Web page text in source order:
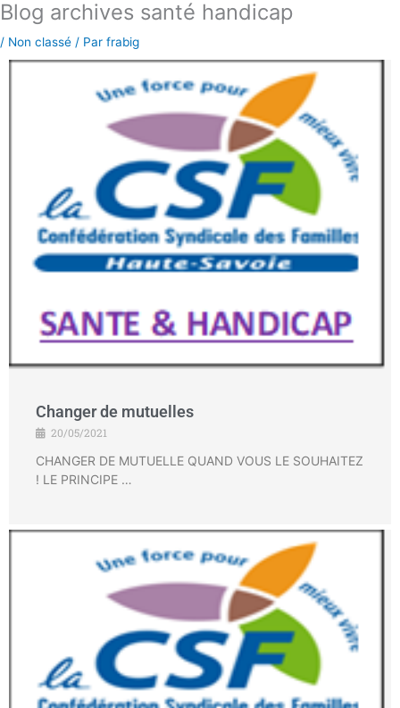
Aller
contenu
Blog archives santé handicap
/ Non classé / Par frabig
Changer de mutuelles
20/05/2021
CHANGER DE MUTUELLE QUAND VOUS LE SOUHAITEZ
! LE PRINCIPE …